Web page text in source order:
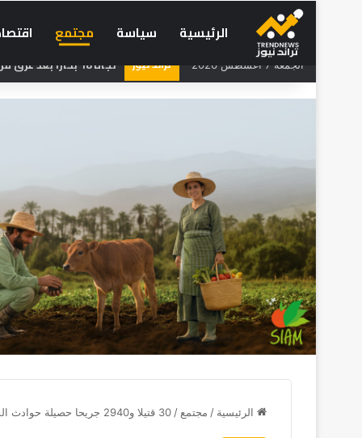
الرئيسية سياسة مجتمع
الجمعة 7 أغسطس 2026 تراند نيوز تقرير يكشف: 53% من المغاربة يفكرون في الهجرة، و65% يرفضون عمل الأجانب
الرئيسية / مجتمع / 30 قتيلا و2940 جريحا حصيلة حوادث السير بالمناطق الحضرية خلال الأسبوع المنصرم